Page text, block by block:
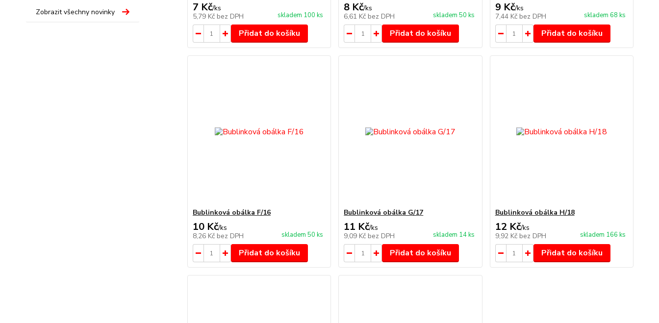
Zobrazit všechny novinky 7 Kč/ks
5,79 Kč bez DPH skladem 100 ks
Přidat do košíku
8 Kč/ks
6,61 Kč bez DPH skladem 50 ks
Přidat do košíku
9 Kč/ks
7,44 Kč bez DPH skladem 68 ks
Přidat do košíku
Bublinková obálka F/16
10 Kč/ks
8,26 Kč bez DPH skladem 50 ks
Přidat do košíku
Bublinková obálka G/17
11 Kč/ks
9,09 Kč bez DPH skladem 14 ks
Přidat do košíku
Bublinková obálka H/18
12 Kč/ks
9,92 Kč bez DPH skladem 166 ks
Přidat do košíku